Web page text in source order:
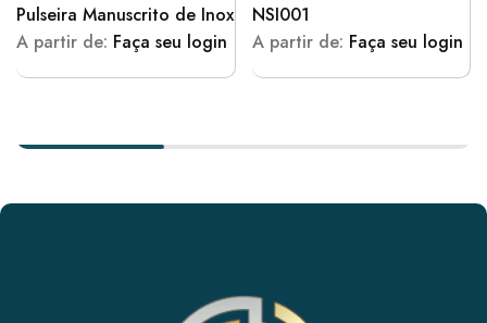
Pulseira Manuscrito de Inox
A partir de: Faça seu login
NSI001
A partir de: Faça seu login